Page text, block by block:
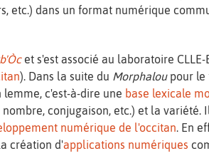
etc.) dans un format numérique
et s'est associé au laboratoire CLLE-
). Dans la suite du Morphaloupour le
c'est-à-dire une base lexicale
conjugaison, etc.) et la variété.
numérique de l'occitan. En
création d'applications numériques